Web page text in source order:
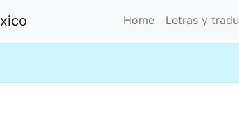
Home Letras y